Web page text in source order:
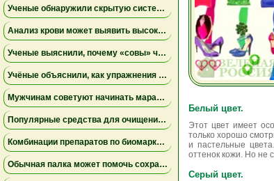
Ученые обнаружили скрытую систему очистки в задней части глаза
Анализ крови может выявить высокий риск болезни Альцгеймера за десять лет до появления симптомов
Ученые выяснили, почему «совы» чаще набирают жир в области живота
Учёные объяснили, как упражнения замедляют старение мышц
Мужчинам советуют начинать марафон медленнее
Популярные средства для очищения слизи не помогли пациентам на ИВЛ и могут повышать риск осложнений
Комбинации препаратов по биомаркерам помогли уменьшить устойчивую к лечению меланому
Обычная палка может помочь сохранить равновесие
Белый цвет.
Этот цвет имеет
только хорошо
и пастельные
оттенок кожи. Но не
Серый цвет.